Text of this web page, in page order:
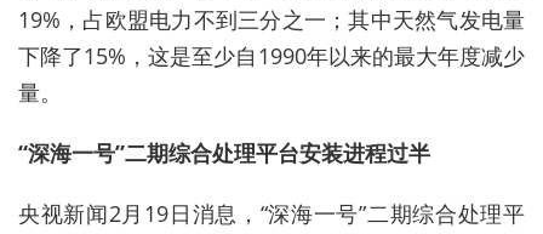
19%，占欧盟电力不到三分之一；其中天然气发电量
下降了15%，这是至少自1990年以来的最大年度减少
量。
“深海一号”二期综合处理平台安装进程过半
央视新闻2月19日消息，“深海一号”二期综合处理平